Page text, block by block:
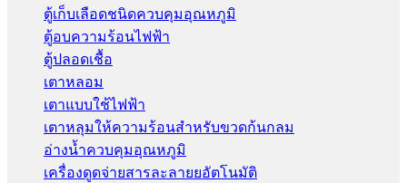
ตู้เก็บเลือดชนิดควบคุมอุณหภูมิ
ตู้อบความร้อนไฟฟ้า
ตู้ปลอดเชื้อ
เตาหลอม
เตาแบบใช้ไฟฟ้า
เตาหลุมให้ความร้อนสำหรับขวดก้นกลม
อ่างน้ำควบคุมอุณหภูมิ
เครื่องดูดจ่ายสารละลายยอัตโนมัติ